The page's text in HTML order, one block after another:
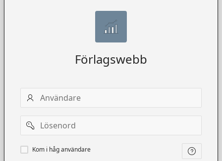
Förlagswebb
Användarnamn
Lösenord
Kom
ihåg
Kom i håg användare